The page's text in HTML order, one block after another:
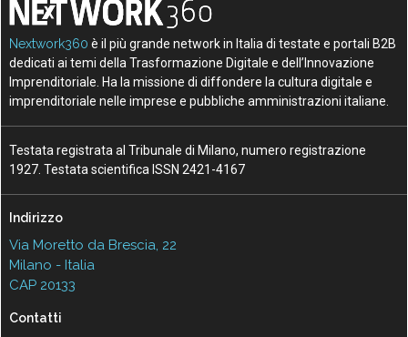
Nextwork360 è il più grande network in Italia di testate e portali B2B
dedicati ai temi della Trasformazione Digitale e dell’Innovazione
Imprenditoriale. Ha la missione di diffondere la cultura digitale e
imprenditoriale nelle imprese e pubbliche amministrazioni italiane.
Testata registrata al Tribunale di Milano, numero registrazione
1927. Testata scientifica ISSN 2421-4167
Indirizzo
Via Moretto da Brescia, 22
Milano - Italia
CAP 20133
Contatti